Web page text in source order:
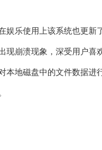
娱乐使用上该系统也更新
现崩溃现象，深受用户喜
本地磁盘中的文件数据进